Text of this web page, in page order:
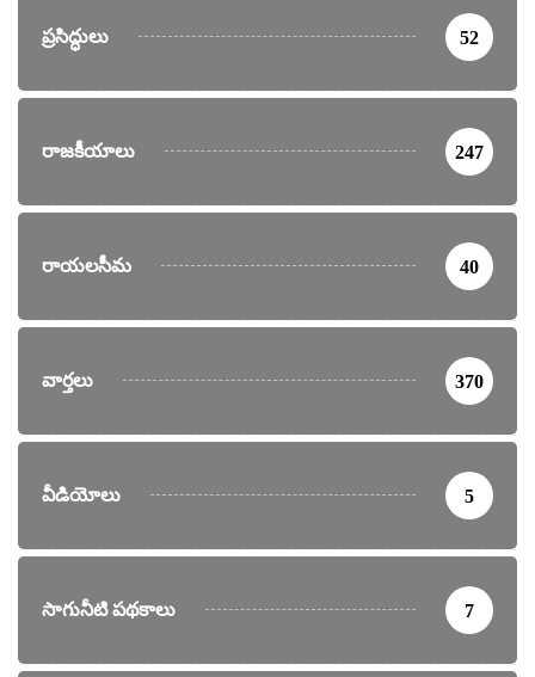
ప్రసిద్ధులు 52
రాజకీయాలు 247
రాయలసీమ 40
వార్తలు 370
వీడియోలు 5
సాగునీటి పథకాలు 7